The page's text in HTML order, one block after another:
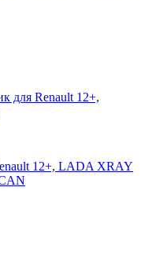
12+, LADA XRAY